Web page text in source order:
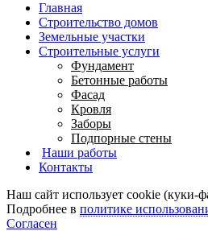
Главная
Строительство домов
Земельные участки
Строительные услуги
Фундамент
Бетонные работы
Фасад
Кровля
Заборы
Подпорные стены
Наши работы
Контакты
Наш сайт использует cookie (куки-
Подробнее в политике
Согласен